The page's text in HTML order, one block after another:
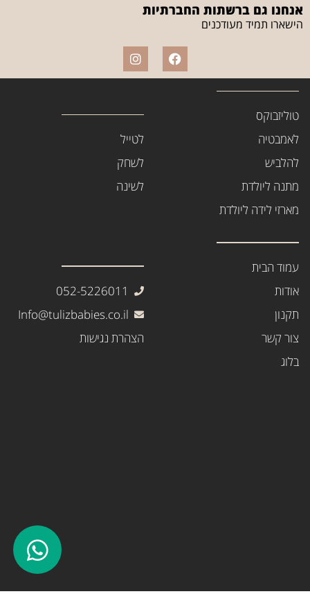
אנחנו גם ברשתות החברתיות
הישארו תמיד מעודכנים
טוליזבוקס
לאמבטיה
להלביש
מתנה ליולדת
מארזי לידה ליולדת
לטייל
לשחק
לשינה
עמוד הבית
אודות
תקנון
צור קשר
בלוג
052-5226011
Info@tulizbabies.co.il
הצהרת נגישות